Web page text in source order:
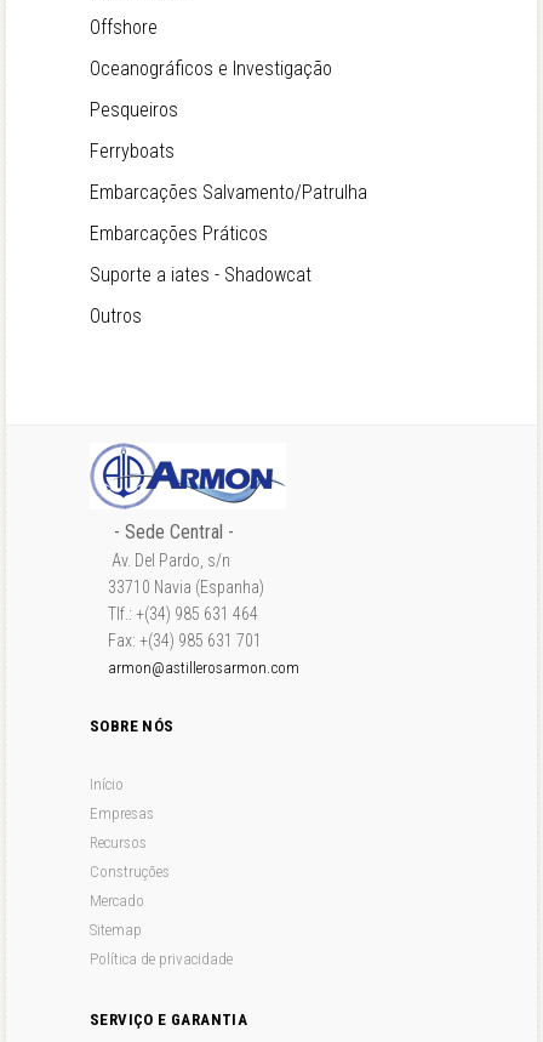
Offshore
Oceanográficos e Investigação
Pesqueiros
Ferryboats
Embarcações Salvamento/Patrulha
Embarcações Práticos
Suporte a iates - Shadowcat
Outros
- Sede Central -
Av. Del Pardo, s/n
33710 Navia (Espanha)
Tlf.: +(34) 985 631 464
Fax: +(34) 985 631 701
armon@astillerosarmon.com
SOBRE NÓS
Início
Empresas
Recursos
Construções
Mercado
Sitemap
Política de privacidade
SERVIÇO E GARANTIA